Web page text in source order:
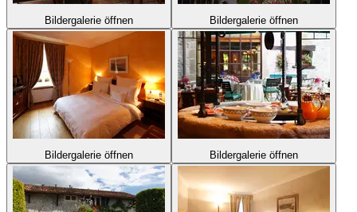
Bildergalerie öffnen Bildergalerie öffnen
Bildergalerie öffnen Bildergalerie öffnen